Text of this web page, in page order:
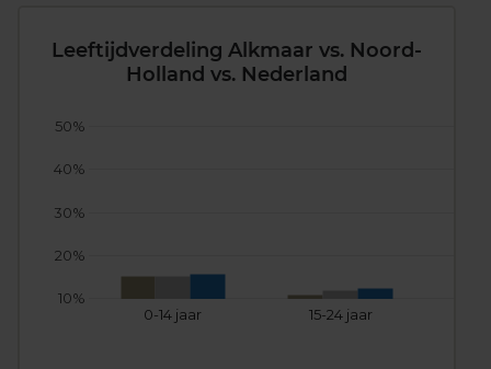
Leeftijdverdeling Alkmaar vs. Noord-
Holland vs. Nederland
0-14 jaar 15-24 jaar
10%
20%
30%
40%
50%